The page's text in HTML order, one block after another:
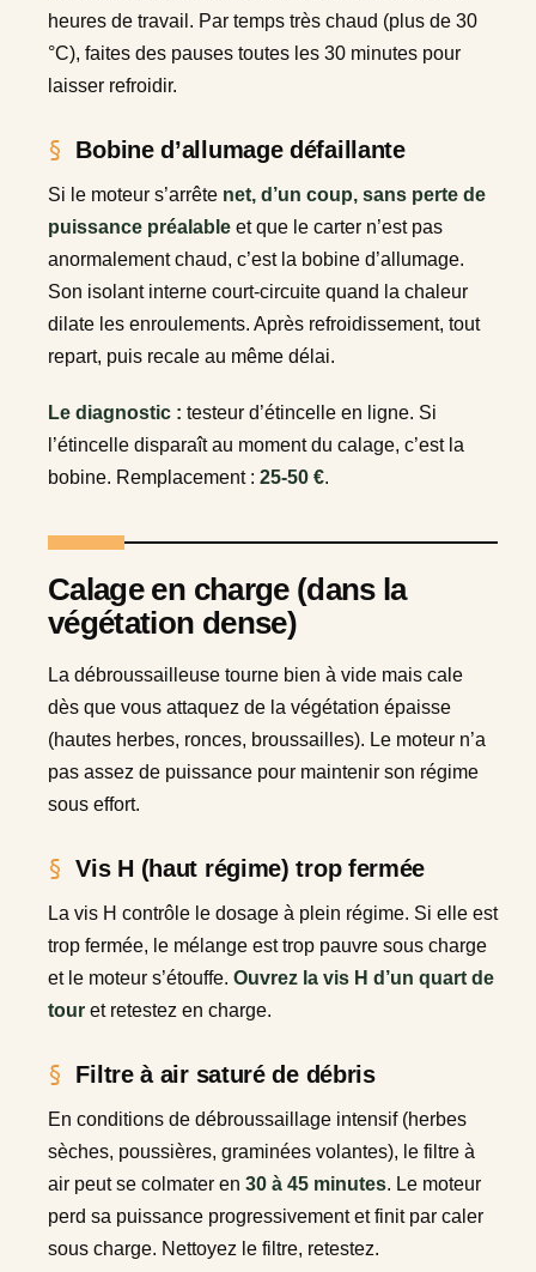
heures de travail. Par temps très chaud (plus de 30
°C), faites des pauses toutes les 30 minutes pour
laisser refroidir.
Bobine d’allumage défaillante
Si le moteur s’arrête net, d’un coup, sans perte de
puissance préalable et que le carter n’est pas
anormalement chaud, c’est la bobine d’allumage.
Son isolant interne court-circuite quand la chaleur
dilate les enroulements. Après refroidissement, tout
repart, puis recale au même délai.
Le diagnostic : testeur d’étincelle en ligne. Si
l’étincelle disparaît au moment du calage, c’est la
bobine. Remplacement : 25-50 €.
Calage en charge (dans la
végétation dense)
La débroussailleuse tourne bien à vide mais cale
dès que vous attaquez de la végétation épaisse
(hautes herbes, ronces, broussailles). Le moteur n’a
pas assez de puissance pour maintenir son régime
sous effort.
Vis H (haut régime) trop fermée
La vis H contrôle le dosage à plein régime. Si elle est
trop fermée, le mélange est trop pauvre sous charge
et le moteur s’étouffe. Ouvrez la vis H d’un quart de
tour et retestez en charge.
Filtre à air saturé de débris
En conditions de débroussaillage intensif (herbes
sèches, poussières, graminées volantes), le filtre à
air peut se colmater en 30 à 45 minutes. Le moteur
perd sa puissance progressivement et finit par caler
sous charge. Nettoyez le filtre, retestez.